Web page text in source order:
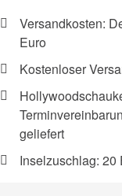
Versandkosten:
Euro
Kostenloser
geliefert
Inselzuschlag: 20